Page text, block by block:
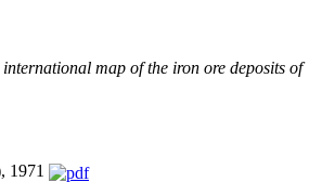
map of the iron ore deposits of
1971